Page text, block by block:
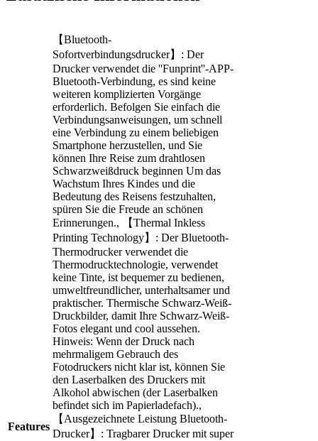
Features
【Bluetooth-
Sofortverbindungsdrucker】: Der
Drucker verwendet die ''Funprint''-APP-
Bluetooth-Verbindung, es sind keine
weiteren komplizierten Vorgänge
erforderlich. Befolgen Sie einfach die
Verbindungsanweisungen, um schnell
eine Verbindung zu einem beliebigen
Smartphone herzustellen, und Sie
können Ihre Reise zum drahtlosen
Schwarzweißdruck beginnen Um das
Wachstum Ihres Kindes und die
Bedeutung des Reisens festzuhalten,
spüren Sie die Freude an schönen
Erinnerungen., 【Thermal Inkless
Printing Technology】: Der Bluetooth-
Thermodrucker verwendet die
Thermodrucktechnologie, verwendet
keine Tinte, ist bequemer zu bedienen,
umweltfreundlicher, unterhaltsamer und
praktischer. Thermische Schwarz-Weiß-
Druckbilder, damit Ihre Schwarz-Weiß-
Fotos elegant und cool aussehen.
Hinweis: Wenn der Druck nach
mehrmaligem Gebrauch des
Fotodruckers nicht klar ist, können Sie
den Laserbalken des Druckers mit
Alkohol abwischen (der Laserbalken
befindet sich im Papierladefach).,
【Ausgezeichnete Leistung Bluetooth-
Drucker】: Tragbarer Drucker mit super